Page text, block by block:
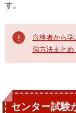
す。
合格者から
強方法まと
センター試験